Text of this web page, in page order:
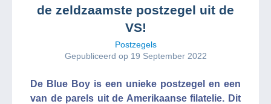
de zeldzaamste postzegel uit de
VS!
Postzegels
Gepubliceerd op 19 September 2022
De Blue Boy is een unieke postzegel en een
van de parels uit de Amerikaanse filatelie. Dit